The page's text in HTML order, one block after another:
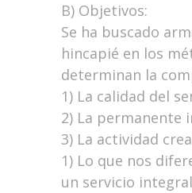
B) Objetivos:
Se ha buscado
hincapié en los
determinan la
1) La calidad del
2) La permanente
3) La actividad
1) Lo que nos
un servicio